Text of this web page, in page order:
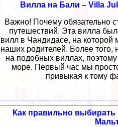
Вилла на Бали – Villa
Важно! Почему обязательно
путешествий. Эта вилла
вилл в Чандидасе, на которой
наших родителей. Более того,
на подобных виллах,
море. Первый час мы
привыкая к тому
Как правильно выбирать